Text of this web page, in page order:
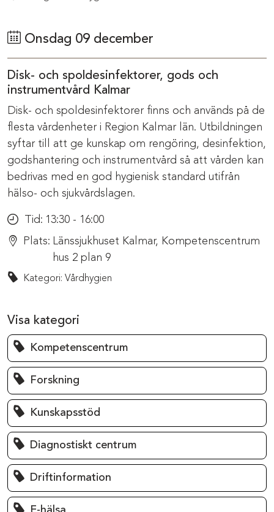
Onsdag 09 december
Disk- och spoldesinfektorer, gods och
instrumentvård Kalmar
Disk- och spoldesinfektorer finns och används på de
flesta vårdenheter i Region Kalmar län. Utbildningen
syftar till att ge kunskap om rengöring, desinfektion,
godshantering och instrumentvård så att vården kan
bedrivas med en god hygienisk standard utifrån
hälso- och sjukvårdslagen.
Tid: 13:30 - 16:00
Plats: Länssjukhuset Kalmar, Kompetenscentrum
hus 2 plan 9
Kategori: Vårdhygien
Visa kategori
Kompetenscentrum
Forskning
Kunskapsstöd
Diagnostiskt centrum
Driftinformation